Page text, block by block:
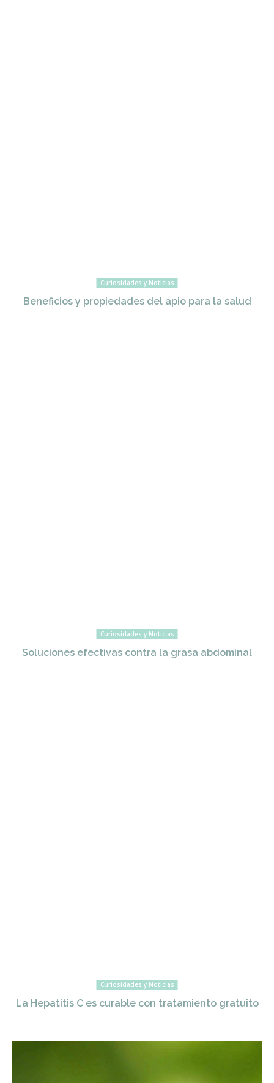
Curiosidades y Noticias
Beneficios y propiedades del apio para la salud
Curiosidades y Noticias
Soluciones efectivas contra la grasa abdominal
Curiosidades y Noticias
La Hepatitis C es curable con tratamiento gratuito